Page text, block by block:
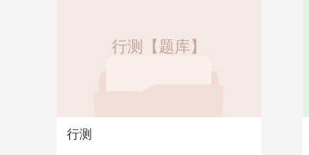
行测【题库】
行测